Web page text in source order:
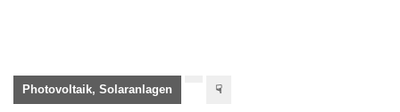
Photovoltaik, Solaranlagen ☟